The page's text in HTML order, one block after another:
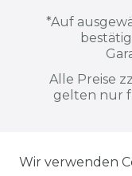
*Auf
Alle Preise
gelten nur
Alle auf dieser
Wir verwenden